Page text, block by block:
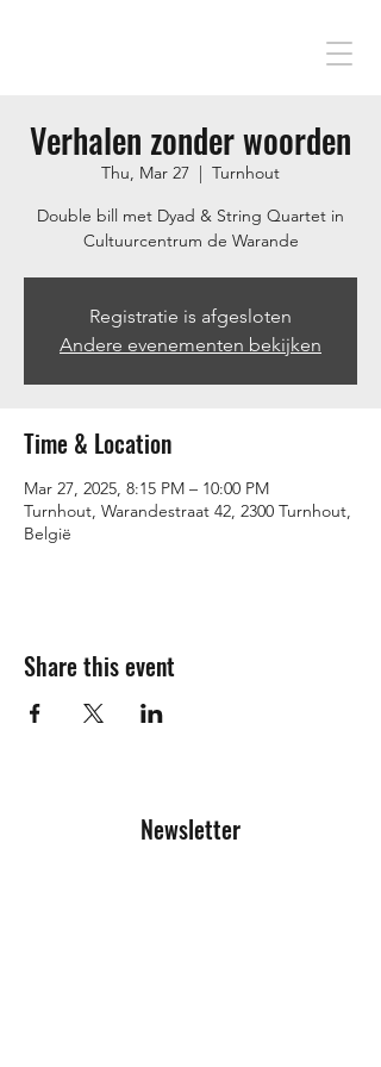
Verhalen zonder woorden
Thu, Mar 27
  |
Turnhout
Double bill met Dyad & String Quartet in
Cultuurcentrum de Warande
Registratie is afgesloten
Andere evenementen bekijken
Time & Location
Mar 27, 2025, 8:15 PM – 10:00 PM
Turnhout, Warandestraat 42, 2300 Turnhout,
België
Share this event
Newsletter